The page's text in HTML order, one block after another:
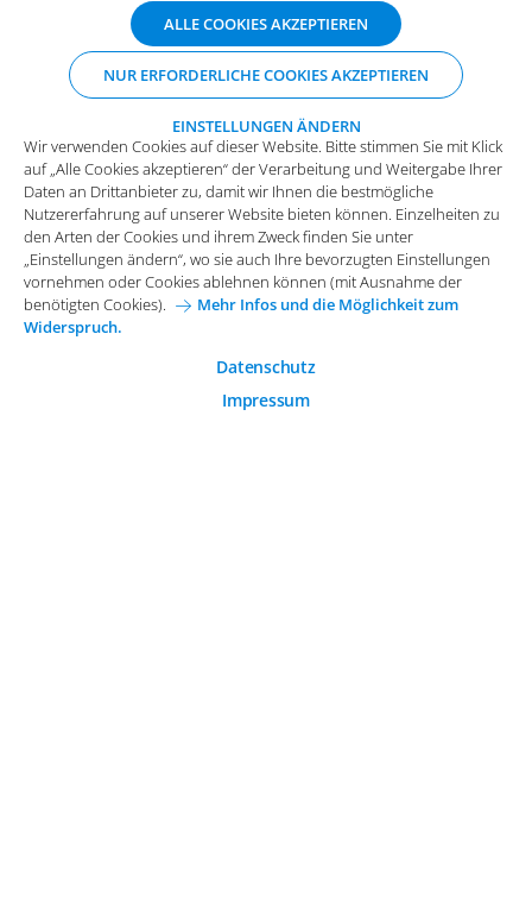
Impressum Datenschutz
Allgemeine Einkaufsbedingungen
Karriere bei Arvato Systems Kontakt
Wir verwenden Cookies auf dieser Website. Bitte stimmen Sie mit Klick
auf „Alle Cookies akzeptieren“ der Verarbeitung und Weitergabe Ihrer
Daten an Drittanbieter zu, damit wir Ihnen die bestmögliche
Nutzererfahrung auf unserer Website bieten können. Einzelheiten zu
den Arten der Cookies und ihrem Zweck finden Sie unter
„Einstellungen ändern“, wo sie auch Ihre bevorzugten Einstellungen
vornehmen oder Cookies ablehnen können (mit Ausnahme der
benötigten Cookies).
Mehr Infos und die Möglichkeit zum
Widerspruch.
Datenschutz
Impressum
ALLE COOKIES AKZEPTIEREN
NUR ERFORDERLICHE COOKIES AKZEPTIEREN
EINSTELLUNGEN ÄNDERN
Wir verwenden Cookies auf dieser Website. Bitte stimmen Sie mit Klick
auf „Alle Cookies akzeptieren“ der Verarbeitung und Weitergabe Ihrer
Daten an Drittanbieter zu, damit wir Ihnen die bestmögliche
Nutzererfahrung auf unserer Website bieten können. Einzelheiten zu
den Arten der Cookies und ihrem Zweck finden Sie unter
„Einstellungen ändern“, wo sie auch Ihre bevorzugten Einstellungen
vornehmen oder Cookies ablehnen können (mit Ausnahme der
benötigten Cookies).
Mehr Infos und die Möglichkeit zum
Widerspruch.
Funktionale Cookies
Diese Cookies sind essenziell wichtig für die einwandfreie
Funktion der Website.
Analytische Cookies
Analytische Cookies werden verwendet, um das